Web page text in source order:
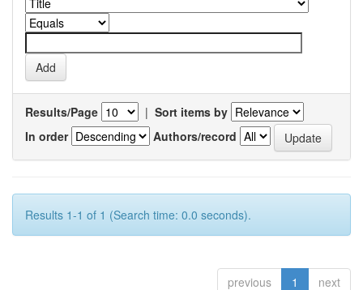
Results/Page | Sort items by
In order
Authors/record
Results 1-1 of 1 (Search time: 0.0 seconds).
previous 1 next